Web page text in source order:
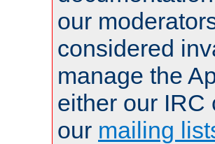
our
considered
manage the
either our IRC
our mailing